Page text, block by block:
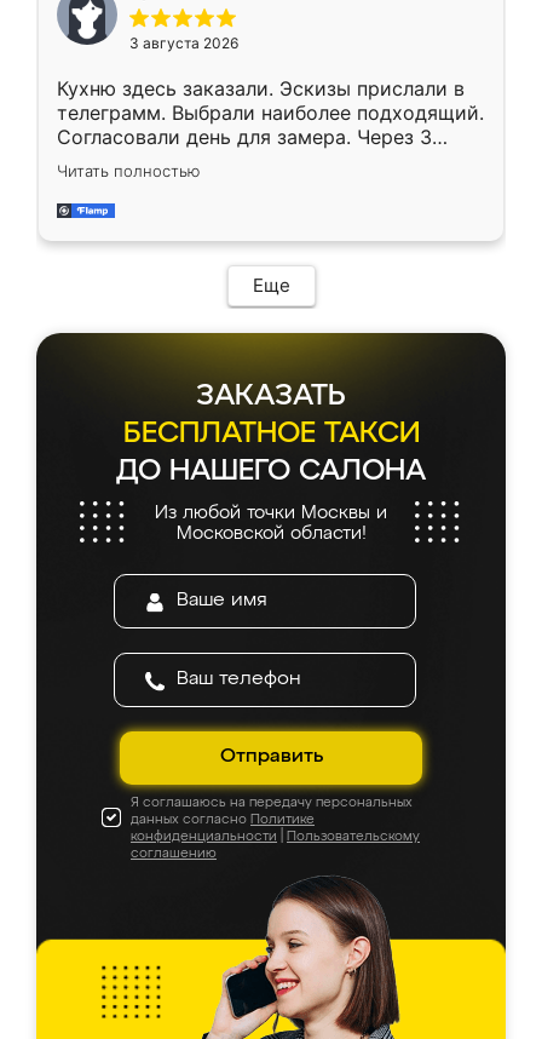
3 августа 2026
Кухню здесь заказали. Эскизы прислали в
телеграмм. Выбрали наиболее подходящий.
Согласовали день для замера. Через 3
недели кухня была уже готова. Остались
довольны работой. Спасибо Ренессанс
мебель за качественную работу!
Читать полностью
Еще
ЗАКАЗАТЬ
БЕСПЛАТНОЕ ТАКСИ
ДО НАШЕГО САЛОНА
Из любой точки Москвы и
Московской области!
Отправить
Я соглашаюсь на передачу персональных
данных согласно Политике
конфиденциальности
Пользовательскому
соглашению